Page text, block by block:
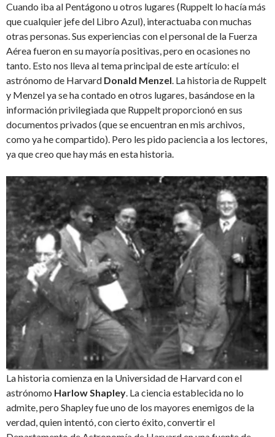
Cuando iba al Pentágono u otros lugares (Ruppelt lo hacía más
que cualquier jefe del Libro Azul), interactuaba con muchas
otras personas. Sus experiencias con el personal de la Fuerza
Aérea fueron en su mayoría positivas, pero en ocasiones no
tanto. Esto nos lleva al tema principal de este artículo: el
astrónomo de Harvard Donald Menzel. La historia de Ruppelt
y Menzel ya se ha contado en otros lugares, basándose en la
información privilegiada que Ruppelt proporcionó en sus
documentos privados (que se encuentran en mis archivos,
como ya he compartido). Pero les pido paciencia a los lectores,
ya que creo que hay más en esta historia.
La historia comienza en la Universidad de Harvard con el
astrónomo Harlow Shapley. La ciencia establecida no lo
admite, pero Shapley fue uno de los mayores enemigos de la
verdad, quien intentó, con cierto éxito, convertir el